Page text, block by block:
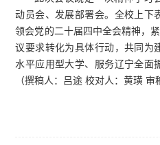
动员会、发展部署会。全校上下
领会党的二十届四中全会精神，
议要求转化为具体行动，共同为
水平应用型大学、服务辽宁全面
（撰稿人：吕途 校对人：黄璜 审